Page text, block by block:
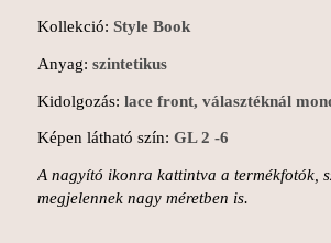
Kollekció: Style Book
Anyag: szintetikus
Kidolgozás: lace front, választéknál
Képen látható szín: GL 2 -6
A nagyító ikonra kattintva a termékfotók,
megjelennek nagy méretben is.